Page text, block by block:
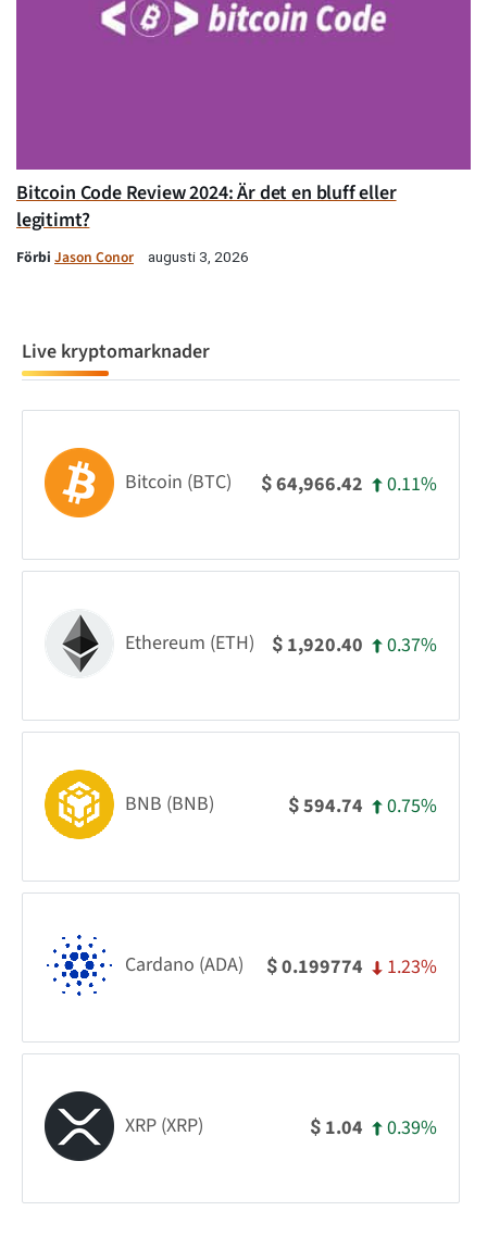
Bitcoin Code Review 2024: Är det en bluff eller
legitimt?
Förbi Jason Conor augusti 3, 2026
Live kryptomarknader
Bitcoin (BTC) $64,966.42 0.11%
Ethereum (ETH) $ 1,920.40 0.37%
BNB (BNB) $594.74 0.75%
Cardano (ADA) $0.199774 1.23%
XRP (XRP) $ 1.04 0.39%